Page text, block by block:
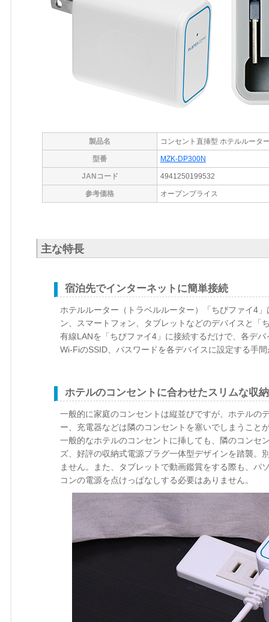
製品名 コンセント直挿型 ホテルルータ
型番 MZK-DP300N
JANコード 4941250199532
参考価格 オープンプライス
主な特長
宿泊先でインターネットに簡単接続
ホテルルーター（トラベルルーター）「ちびファイ4
ン、スマートフォン、タブレットなどのデバイスと「
有線LANを「ちびファイ4」に接続するだけで、各デ
Wi-FiのSSID、パスワードを各デバイスに設定する手
ホテルのコンセントに合わせたスリムな収
一般的に家庭のコンセントは縦並びですが、ホテルの
ー、充電器などは隣のコンセントを塞いでしまうこと
一般的なホテルのコンセントに挿しても、隣のコンセ
ズ、好評の収納式電源プラグ一体型デザインを踏襲。
ません。また、タブレットで動画鑑賞をする際も、
コンの電源を点けっぱなしする必要はありません。